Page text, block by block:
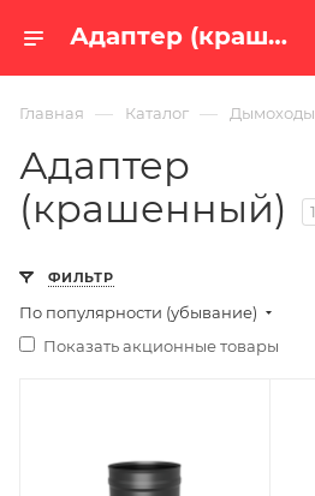
Адаптер (крашенный) — купить в Челябинске по цене от 710 руб. с доставкой по России в интернет-магазине «100 печей.ру»
Главная — Каталог — Дымоходы
Адаптер
(крашенный)
1
ФИЛЬТР
По популярности (убывание)
Показать акционные товары
Глубина, мм